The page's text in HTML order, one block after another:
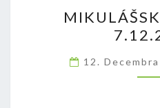
12.